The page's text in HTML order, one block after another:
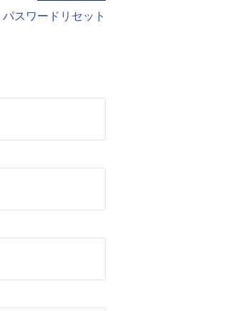
パスワードリセット